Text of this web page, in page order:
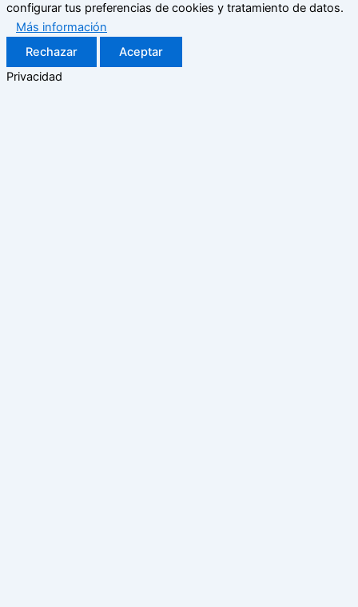
configurar tus preferencias de cookies y tratamiento de datos.
Más información
Rechazar
Aceptar
Privacidad